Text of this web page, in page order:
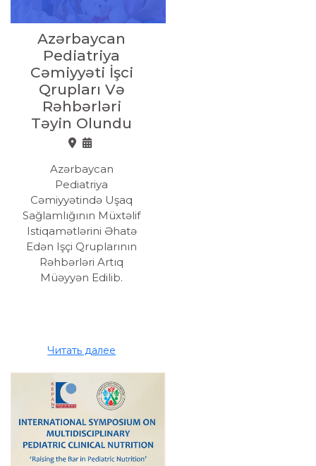
Azərbaycan
Pediatriya
Cəmiyyəti İşci
Qrupları Və
Rəhbərləri
Təyin Olundu
Azərbaycan
Pediatriya
Cəmiyyətində Uşaq
Sağlamlığının Müxtəlif
Istiqamətlərini Əhatə
Edən Işçi Qruplarının
Rəhbərləri Artıq
Müəyyən Edilib.
Читать далее